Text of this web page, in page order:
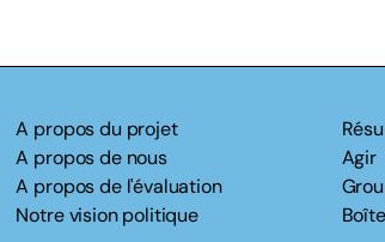
A propos du projet
A propos de nous
A propos de l'évaluation
Notre vision politique
Agir